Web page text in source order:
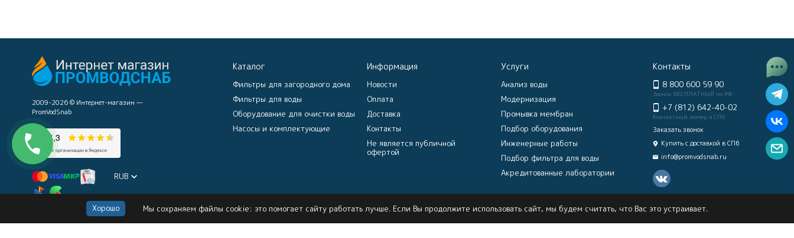
2009-2026 © Интернет-магазин —
PromVodSnab
RUB
Политика персональных данных Карта сайта
Каталог
Фильтры для загородного дома
Фильтры для воды
Оборудование для очистки воды
Насосы и комплектующие
Информация
Новости
Оплата
Доставка
Контакты
Не является публичной
офертой
Услуги
Анализ воды
Модернизация
Промывка мембран
Подбор оборудования
Инженерные работы
Подбор фильтра для воды
Акредитованные лаборатории
Контакты
8 800 600 59 90
Звонок БЕСПЛАТНЫЙ по РФ
+7 (812) 642-40-02
Контактный номер в СПб
Заказать звонок
Купить с доставкой в СПб
info@promvodsnab.ru
Хорошо Мы сохраняем файлы cookie: это помогает сайту работать лучше. Если Вы продолжите использовать сайт, мы будем считать, что Вас это устраивает.